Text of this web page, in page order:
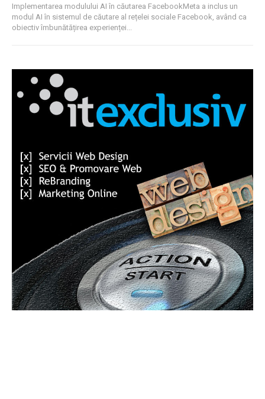
Implementarea modulului AI în căutarea FacebookMeta a inclus un
modul AI în sistemul de căutare al rețelei sociale Facebook, având ca
obiectiv îmbunătățirea experienței...